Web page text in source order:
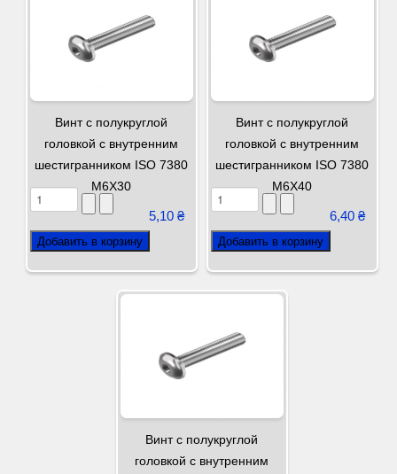
Винт с полукруглой
головкой с внутренним
шестигранником ISO 7380
М6Х30
5,10 ₴
Винт с полукруглой
головкой с внутренним
шестигранником ISO 7380
М6Х40
6,40 ₴
Винт с полукруглой
головкой с внутренним